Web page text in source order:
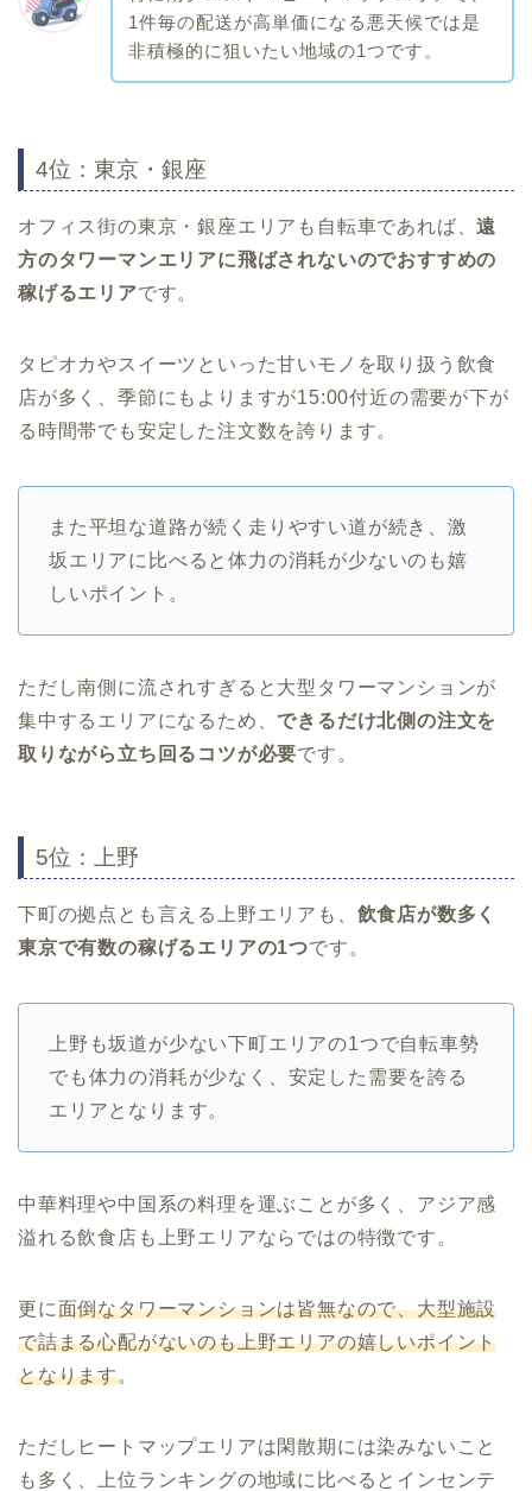
1件毎の配送が高単価になる悪天候では是
非積極的に狙いたい地域の1つです。
4位：東京・銀座
オフィス街の東京・銀座エリアも自転車であれば、遠
方のタワーマンエリアに飛ばされないのでおすすめの
稼げるエリアです。
タピオカやスイーツといった甘いモノを取り扱う飲食
店が多く、季節にもよりますが15:00付近の需要が下が
る時間帯でも安定した注文数を誇ります。
また平坦な道路が続く走りやすい道が続き、激
坂エリアに比べると体力の消耗が少ないのも嬉
しいポイント。
ただし南側に流されすぎると大型タワーマンションが
集中するエリアになるため、できるだけ北側の注文を
取りながら立ち回るコツが必要です。
5位：上野
下町の拠点とも言える上野エリアも、 飲食店が数多く
東京で有数の稼げるエリアの1つです。
上野も坂道が少ない下町エリアの1つで自転車勢
でも体力の消耗が少なく、安定した需要を誇る
エリアとなります。
中華料理や中国系の料理を運ぶことが多く、アジア感
溢れる飲食店も上野エリアならではの特徴です。
更に面倒なタワーマンションは皆無なので、大型施設
で詰まる心配がないのも上野エリアの嬉しいポイント
となります。
ただしヒートマップエリアは閑散期には染みないこと
も多く、上位ランキングの地域に比べるとインセンテ